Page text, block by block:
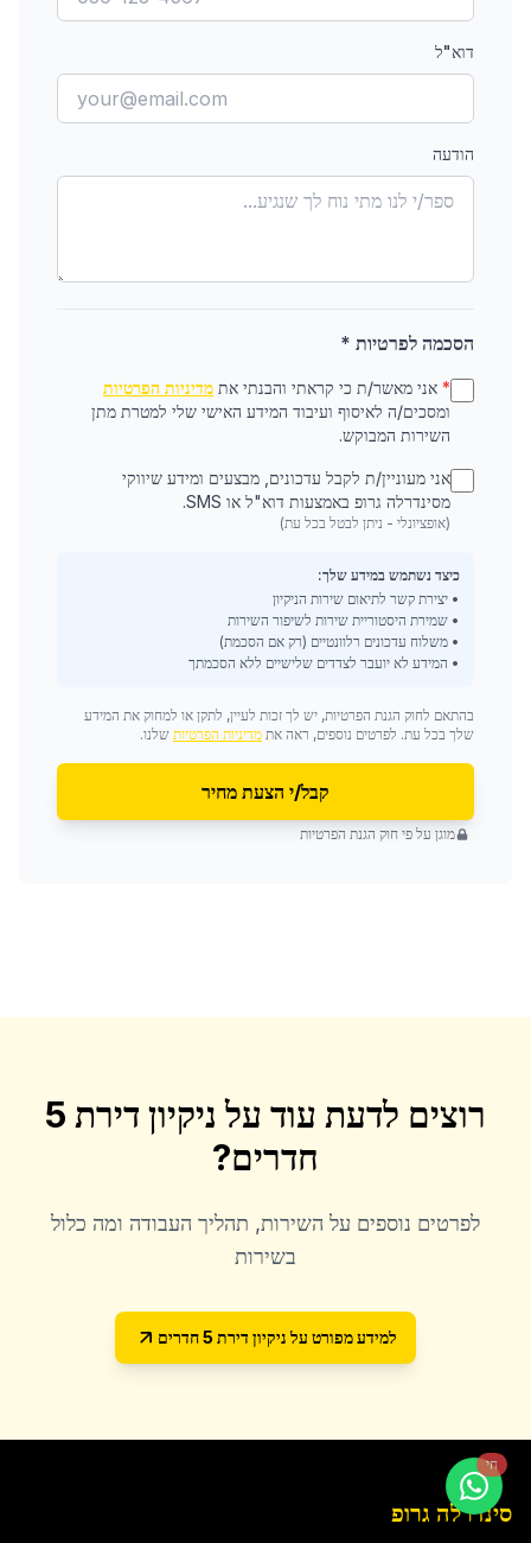
דוא"ל
הודעה
הסכמה לפרטיות *
* אני מאשר/ת כי קראתי והבנתי את מדיניות הפרטיות
ומסכים/ה לאיסוף ועיבוד המידע האישי שלי למטרת מתן
השירות המבוקש.
אני מעוניין/ת לקבל עדכונים, מבצעים ומידע שיווקי
מסינדרלה גרופ באמצעות דוא"ל או SMS.
(אופציונלי - ניתן לבטל בכל עת)
כיצד נשתמש במידע שלך:
• יצירת קשר לתיאום שירות הניקיון
• שמירת היסטוריית שירות לשיפור השירות
• משלוח עדכונים רלוונטיים (רק אם הסכמת)
• המידע לא יועבר לצדדים שלישיים ללא הסכמתך
בהתאם לחוק הגנת הפרטיות, יש לך זכות לעיין, לתקן או למחוק את המידע
שלך בכל עת. לפרטים נוספים, ראה את מדיניות הפרטיות שלנו.
קבל/י הצעת מחיר
מוגן על פי חוק הגנת הפרטיות
רוצים לדעת עוד על
ניקיון דירת 5
חדרים?
לפרטים נוספים על השירות, תהליך העבודה ומה כלול
בשירות
למידע מפורט על ניקיון דירת 5 חדרים
סינדרלה גרופ
חי